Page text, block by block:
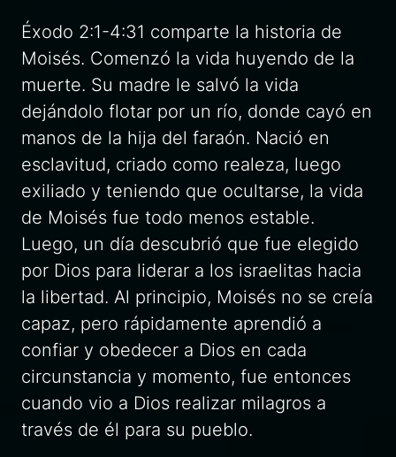
Éxodo 2:1-4:31 comparte la historia de
Moisés. Comenzó la vida huyendo de la
muerte. Su madre le salvó la vida
dejándolo flotar por un río, donde cayó en
manos de la hija del faraón. Nació en
esclavitud, criado como realeza, luego
exiliado y teniendo que ocultarse, la vida
de Moisés fue todo menos estable.
Luego, un día descubrió que fue elegido
por Dios para liderar a los israelitas hacia
la libertad. Al principio, Moisés no se creía
capaz, pero rápidamente aprendió a
confiar y obedecer a Dios en cada
circunstancia y momento, fue entonces
cuando vio a Dios realizar milagros a
través de él para su pueblo.